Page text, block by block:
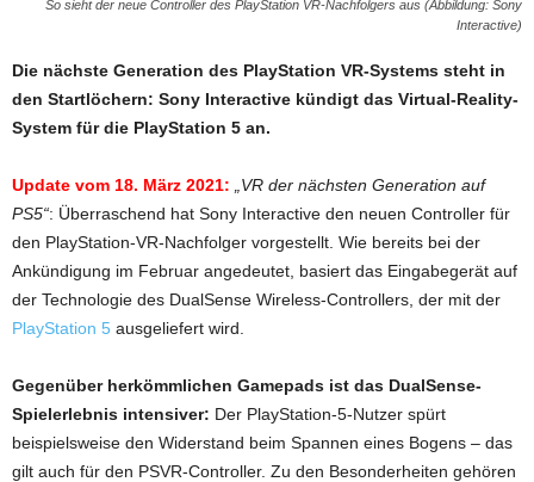
So sieht der neue Controller des PlayStation VR-Nachfolgers aus (Abbildung: Sony
Interactive)
Die nächste Generation des PlayStation VR-Systems steht in
den Startlöchern: Sony Interactive kündigt das Virtual-Reality-
System für die PlayStation 5 an.
Update vom 18. März 2021:
„VR der nächsten Generation auf
PS5“: Überraschend hat Sony Interactive den neuen Controller für
den PlayStation-VR-Nachfolger vorgestellt. Wie bereits bei der
Ankündigung im Februar angedeutet, basiert das Eingabegerät auf
der Technologie des DualSense Wireless-Controllers, der mit der
PlayStation 5 ausgeliefert wird.
Gegenüber herkömmlichen Gamepads ist das DualSense-
Spielerlebnis intensiver: Der PlayStation-5-Nutzer spürt
beispielsweise den Widerstand beim Spannen eines Bogens – das
gilt auch für den PSVR-Controller. Zu den Besonderheiten gehören